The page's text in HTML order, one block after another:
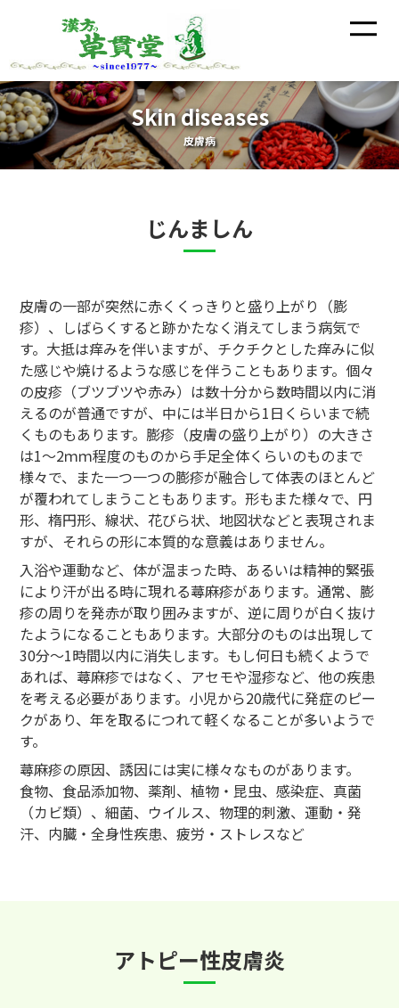
Skin diseases
皮膚病
じんましん
皮膚の一部が突然に赤くくっきりと盛り上がり（膨
疹）、しばらくすると跡かたなく消えてしまう病気で
す。大抵は痒みを伴いますが、チクチクとした痒みに似
た感じや焼けるような感じを伴うこともあります。個々
の皮疹（ブツブツや赤み）は数十分から数時間以内に消
えるのが普通ですが、中には半日から1日くらいまで続
くものもあります。膨疹（皮膚の盛り上がり）の大きさ
は1～2ｍｍ程度のものから手足全体くらいのものまで
様々で、また一つ一つの膨疹が融合して体表のほとんど
が覆われてしまうこともあります。形もまた様々で、円
形、楕円形、線状、花びら状、地図状などと表現されま
すが、それらの形に本質的な意義はありません。
入浴や運動など、体が温まった時、あるいは精神的緊張
により汗が出る時に現れる蕁麻疹があります。通常、膨
疹の周りを発赤が取り囲みますが、逆に周りが白く抜け
たようになることもあります。大部分のものは出現して
30分～1時間以内に消失します。もし何日も続くようで
あれば、蕁麻疹ではなく、アセモや湿疹など、他の疾患
を考える必要があります。小児から20歳代に発症のピー
クがあり、年を取るにつれて軽くなることが多いようで
す。
蕁麻疹の原因、誘因には実に様々なものがあります。
食物、食品添加物、薬剤、植物・昆虫、感染症、真菌
（カビ類）、細菌、ウイルス、物理的刺激、運動・発
汗、内臓・全身性疾患、疲労・ストレスなど
アトピー性皮膚炎